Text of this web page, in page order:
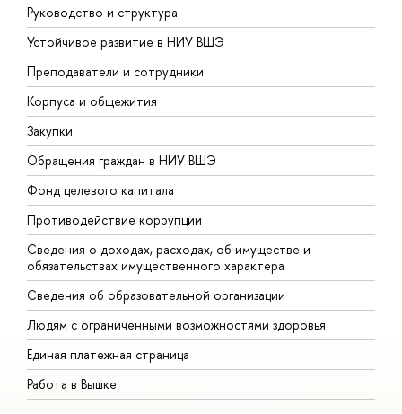
Руководство и структура
Устойчивое развитие в НИУ ВШЭ
Преподаватели и сотрудники
Корпуса и общежития
Закупки
Обращения граждан в НИУ ВШЭ
Фонд целевого капитала
Противодействие коррупции
Сведения о доходах, расходах, об имуществе и
обязательствах имущественного характера
Сведения об образовательной организации
Людям с ограниченными возможностями здоровья
Единая платежная страница
Работа в Вышке